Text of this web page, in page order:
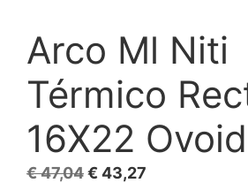
Arco Ml Niti
Térmico
16X22
€47,04El
€ 43,27